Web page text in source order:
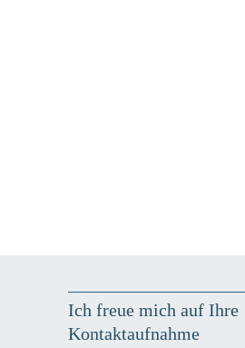
Ich freue mich auf Ihre
Kontaktaufnahme